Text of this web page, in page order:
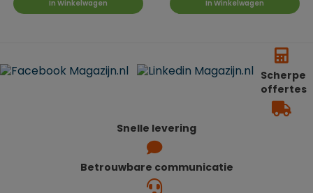
In Winkelwagen In Winkelwagen
Scherpe
offertes
Snelle levering
Betrouwbare communicatie